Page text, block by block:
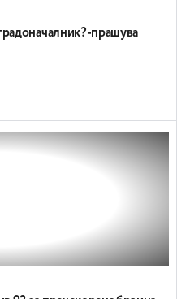
прашува